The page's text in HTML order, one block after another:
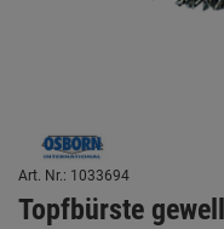
Art. Nr.: 1033694
Topfbürste